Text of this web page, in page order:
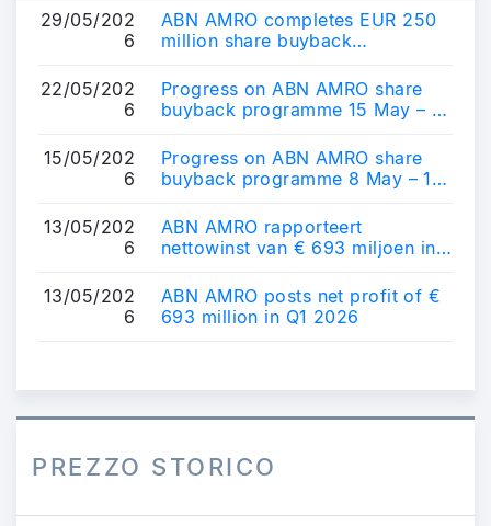
29/05/202
6
ABN AMRO completes EUR 250
million share buyback
22/05/202
6
Progress on ABN AMRO share
buyback programme 15 May – 21
15/05/202
6
Progress on ABN AMRO share
buyback programme 8 May – 14
13/05/202
6
ABN AMRO rapporteert
nettowinst van € 693 miljoen in
13/05/202
6
ABN AMRO posts net profit of €
693 million in Q1 2026
PREZZO STORICO